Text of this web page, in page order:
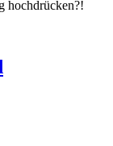
hochdrücken?!